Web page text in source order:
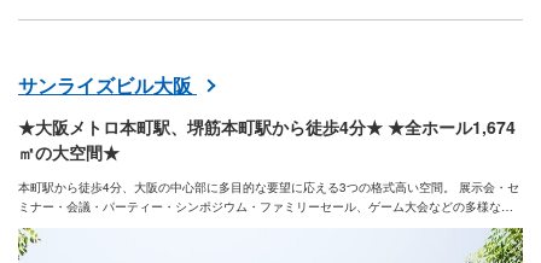
サンライズビル大阪
★大阪メトロ本町駅、堺筋本町駅から徒歩4分★ ★全ホール1,674
㎡の大空間★
本町駅から徒歩4分、大阪の中心部に多目的な要望に応える3つの格式高い空間。 展示会・セ
ミナー・会議・パーティー・シンポジウム・ファミリーセール、ゲーム大会などの多様なイ
ベント、 規模、演出にあわせ自由自在にスペースデザインができるイベントホールです。